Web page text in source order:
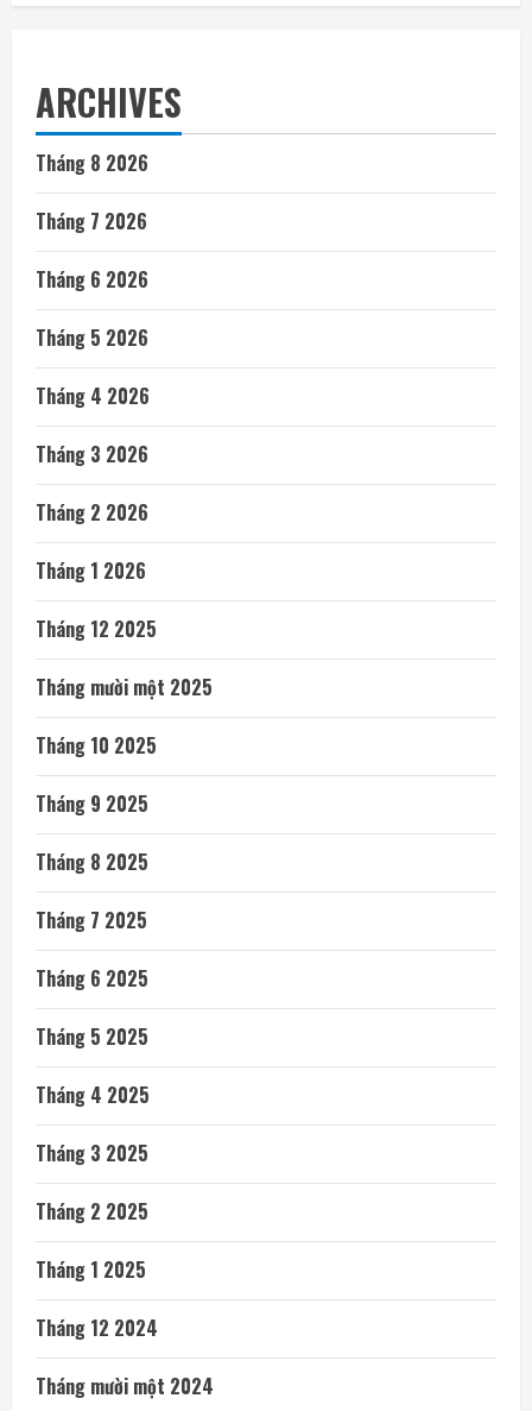
ARCHIVES
Tháng 8 2026
Tháng 7 2026
Tháng 6 2026
Tháng 5 2026
Tháng 4 2026
Tháng 3 2026
Tháng 2 2026
Tháng 1 2026
Tháng 12 2025
Tháng mười một 2025
Tháng 10 2025
Tháng 9 2025
Tháng 8 2025
Tháng 7 2025
Tháng 6 2025
Tháng 5 2025
Tháng 4 2025
Tháng 3 2025
Tháng 2 2025
Tháng 1 2025
Tháng 12 2024
Tháng mười một 2024